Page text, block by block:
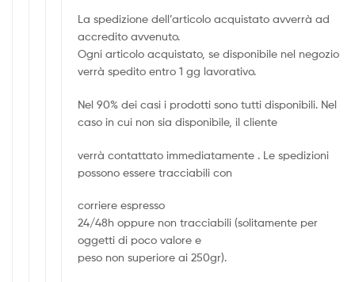
La spedizione dell’articolo acquistato avverrà ad
accredito avvenuto.
Ogni articolo acquistato, se disponibile nel negozio
verrà spedito entro 1 gg lavorativo.
Nel 90% dei casi i prodotti sono tutti disponibili. Nel
caso in cui non sia disponibile, il cliente
verrà contattato immediatamente . Le spedizioni
possono essere tracciabili con
corriere espresso
24/48h oppure non tracciabili (solitamente per
oggetti di poco valore e
peso non superiore ai 250gr).